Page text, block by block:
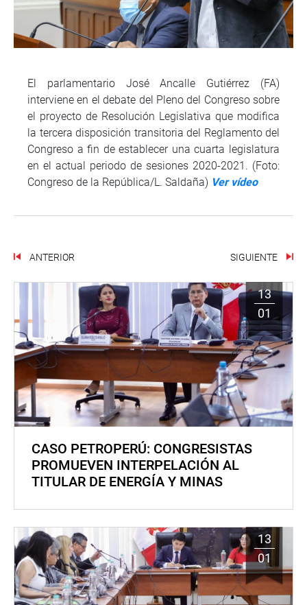
El parlamentario José Ancalle Gutiérrez (FA)
interviene en el debate del Pleno del Congreso sobre
el proyecto de Resolución Legislativa que modifica
la tercera disposición transitoria del Reglamento del
Congreso a fin de establecer una cuarta legislatura
en el actual periodo de sesiones 2020-2021. (Foto:
Congreso de la República/L. Saldaña) Ver vídeo
ANTERIOR SIGUIENTE
13
01
CASO PETROPERÚ: CONGRESISTAS
PROMUEVEN INTERPELACIÓN AL
TITULAR DE ENERGÍA Y MINAS
13
01